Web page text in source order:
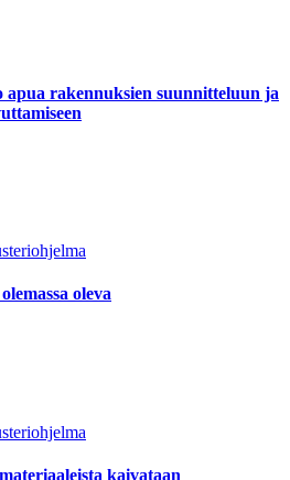
rakennuksien suunnitteluun ja
oleva
kaivataan